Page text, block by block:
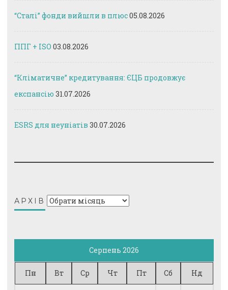
“Сталі” фонди вийшли в плюс05.08.2026
ППГ + ISO 03.08.2026
“Кліматичне” кредитування: ЄЦБ продовжує
експансію 31.07.2026
ESRS для неуніатів 30.07.2026
АРХІВ Архів
Серпень 2026
Пн Вт Ср Чт Пт Сб Нд